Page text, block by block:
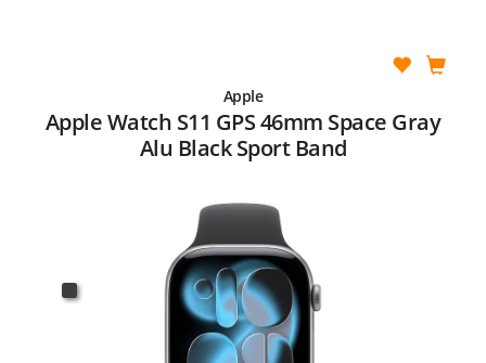
Apple
Apple Watch S11 GPS 46mm Space Gray
Alu Black Sport Band